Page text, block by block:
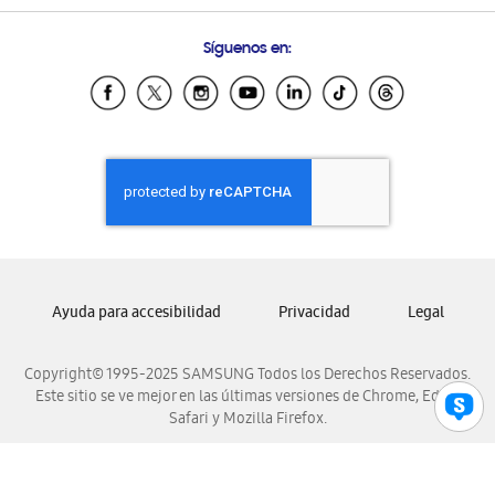
Samsung Ecuador
Samsung El Salvador
Samsung Honduras
Samsung Nicaragua
Samsung Panamá
Samsung Venezuela
Síguenos en:
Copyright© 1995-2025 SAMSUNG Todos los Derechos Reservados.
Este sitio se ve mejor en las últimas versiones de Chrome, Edge,
Safari y Mozilla Firefox.
Ayuda para accesibilidad Privacidad Legal